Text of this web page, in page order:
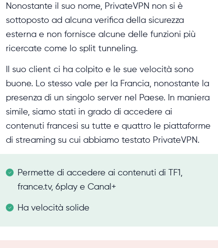
Nonostante il suo nome, PrivateVPN non si è
sottoposto ad alcuna verifica della sicurezza
esterna e non fornisce alcune delle funzioni più
ricercate come lo split tunneling.
Il suo client ci ha colpito e le sue velocità sono
buone. Lo stesso vale per la Francia, nonostante la
presenza di un singolo server nel Paese. In maniera
simile, siamo stati in grado di accedere ai
contenuti francesi su tutte e quattro le piattaforme
di streaming su cui abbiamo testato PrivateVPN.
Permette di accedere ai contenuti di TF1,
france.tv, 6play e Canal+
Ha velocità solide